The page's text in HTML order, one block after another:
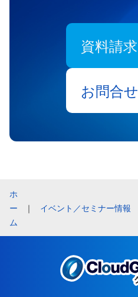
資料請求
お問合せ
ホ
ー
ム
｜ イベント／セミナー情報